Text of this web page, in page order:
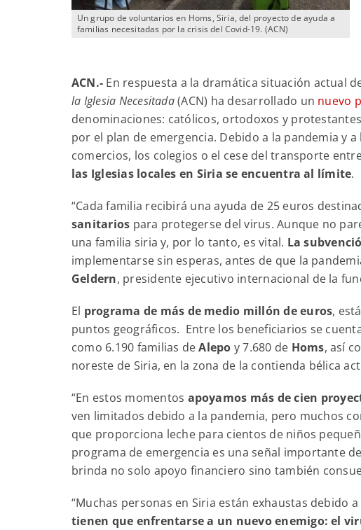
Un grupo de voluntarios en Homs, Siria, del proyecto de ayuda a
familias necesitadas por la crisis del Covid-19. (ACN)
ACN.- En respuesta a la dramática situación actual
la Iglesia Necesitada(ACN) ha desarrollado un nuevo
denominaciones: católicos, ortodoxos y
por el plan de emergencia. Debido a la pandemia y
comercios, los colegios o el cese del transporte
las Iglesias locales en Siria se encuentra al límite.
“Cada familia recibirá una ayuda de 25 euros
sanitarios para protegerse del virus. Aunque no
una familia siria y, por lo tanto, es vital. La
implementarse sin esperas, antes de que la
Geldern, presidente ejecutivo internacional de la
El programa de más de medio millón de euros,
puntos geográficos. Entre los beneficiarios se
como 6.190 familias deAlepo y 7.680 de Homs, así
noreste de Siria, en la zona de la contienda bélica
“En estos momentos apoyamos más de cien
ven limitados debido a la pandemia, pero muchos
que proporciona leche para cientos de niños
programa de emergencia es una señal importante
brinda no solo apoyo financiero sino también
“Muchas personas en Siria están exhaustas debido
tienen que enfrentarse a un nuevo enemigo: el